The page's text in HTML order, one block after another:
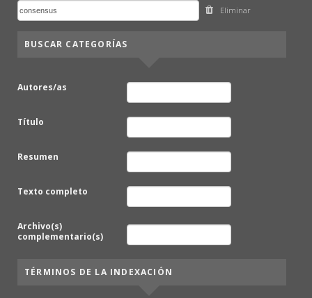
Eliminar
BUSCAR CATEGORÍAS
Autores/as
Título
Resumen
Texto completo
Archivo(s)
complementario(s)
TÉRMINOS DE LA INDEXACIÓN